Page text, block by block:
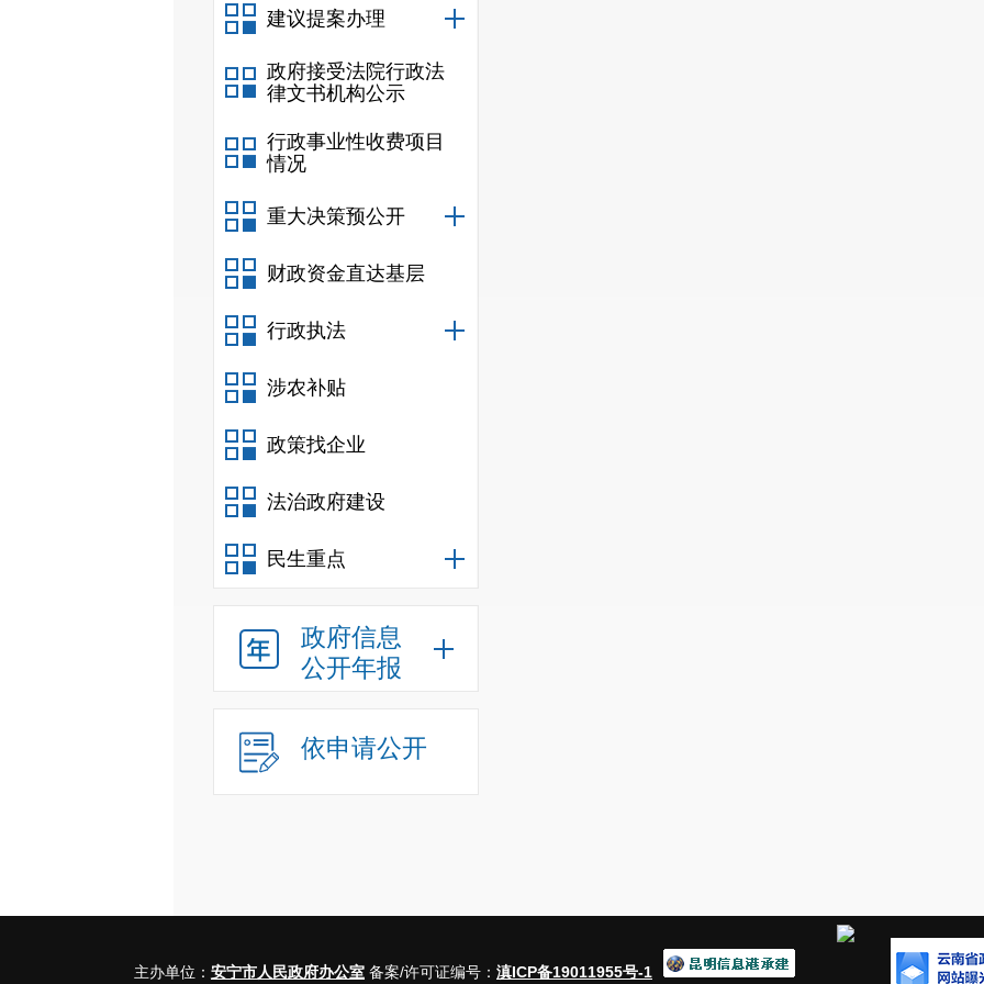
建议提案办理
政府接受法院行政法
律文书机构公示
行政事业性收费项目
情况
重大决策预公开
财政资金直达基层
行政执法
涉农补贴
政策找企业
法治政府建设
民生重点
政府信息
公开年报
依申请公开
主办单位： 安宁市人民政府办公室 备案/许可证编号： 滇ICP备19011955号-1